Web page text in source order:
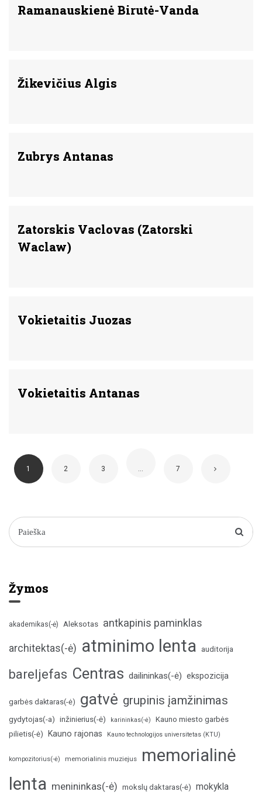
Ramanauskienė Birutė-Vanda
Žikevičius Algis
Zubrys Antanas
Zatorskis Vaclovas (Zatorski
Waclaw)
Vokietaitis Juozas
Vokietaitis Antanas
1 2 3 … 7
Žymos
akademikas(-ė) Aleksotas antkapinis paminklas
architektas(-ė) atminimo lenta auditorija
bareljefas Centras dailininkas(-ė) ekspozicija
garbės daktaras(-ė) gatvė grupinis įamžinimas
gydytojas(-a) inžinierius(-ė) karininkas(-ė)
Kauno miesto garbės
pilietis(-ė)
Kauno rajonas Kauno technologijos universitetas (KTU)
kompozitorius(-ė) memorialinis muziejus
memorialinė
lenta menininkas(-ė) mokslų daktaras(-ė) mokykla